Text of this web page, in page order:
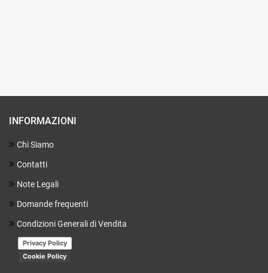
INFORMAZIONI
Chi Siamo
Contatti
Note Legali
Domande frequenti
Condizioni Generali di Vendita
Privacy Policy
Cookie Policy